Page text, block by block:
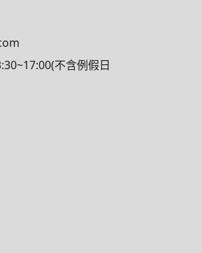
不含例假日